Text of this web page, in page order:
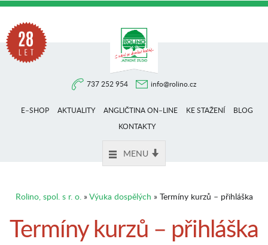
737 252 954 info@rolino.cz
E–SHOP AKTUALITY ANGLIČTINA ON–LINE KE STAŽENÍ
BLOG
KONTAKTY
MENU
Rolino, spol. s r. o.»Výuka dospělých » Termíny kurzů – přihláška
Termíny kurzů – přihláška